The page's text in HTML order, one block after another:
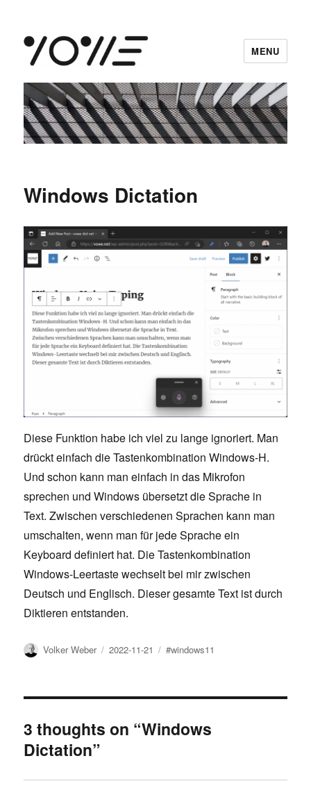
vowe dot net
MENU
Windows Dictation
Diese Funktion habe ich viel zu lange ignoriert. Man
drückt einfach die Tastenkombination Windows-H.
Und schon kann man einfach in das Mikrofon
sprechen und Windows übersetzt die Sprache in
Text. Zwischen verschiedenen Sprachen kann man
umschalten, wenn man für jede Sprache ein
Keyboard definiert hat. Die Tastenkombination
Windows-Leertaste wechselt bei mir zwischen
Deutsch und Englisch. Dieser gesamte Text ist durch
Diktieren entstanden.
Author
Volker Weber
Posted
2022-11-21 Tags
#windows11
3 thoughts on “Windows
Dictation”